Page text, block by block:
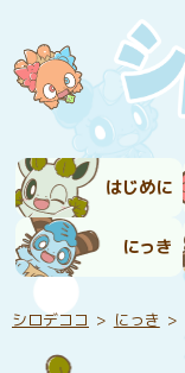
はじめに
にっき
シロデココ にっき